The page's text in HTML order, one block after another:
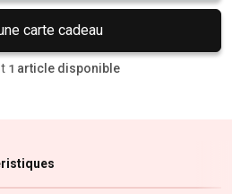
carte cadeau
1 article disponible